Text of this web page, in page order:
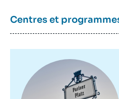
Centres et
principale